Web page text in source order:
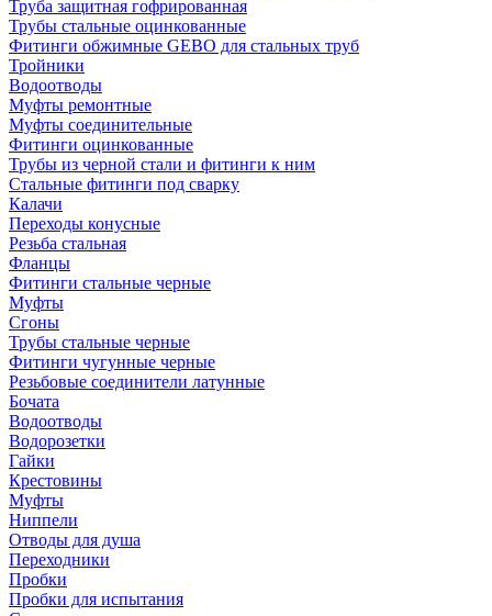
Труба защитная гофрированная
Трубы стальные оцинкованные
Фитинги обжимные GEBO для стальных труб
Тройники
Водоотводы
Муфты ремонтные
Муфты соединительные
Фитинги оцинкованные
Трубы из черной стали и фитинги к ним
Стальные фитинги под сварку
Калачи
Переходы конусные
Резьба стальная
Фланцы
Фитинги стальные черные
Муфты
Сгоны
Трубы стальные черные
Фитинги чугунные черные
Резьбовые соединители латунные
Бочата
Водоотводы
Водорозетки
Гайки
Крестовины
Муфты
Ниппели
Отводы для душа
Переходники
Пробки
Пробки для испытания